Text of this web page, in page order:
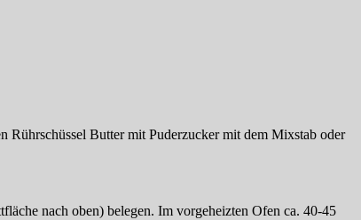
Rührschüssel Butter mit Puderzucker mit dem Mixstab oder
nach oben) belegen. Im vorgeheizten Ofen ca. 40-45